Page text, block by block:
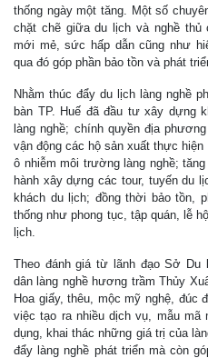
thống ngày một tăng. Một số
chặt chẽ giữa du lịch và nghề thủ
mới mẻ, sức hấp dẫn cũng như
qua đó góp phần bảo tồn và phát
Nhằm thúc đẩy du lịch làng nghề
bàn TP. Huế đã đầu tư xây dựng
làng nghề; chính quyền địa
vận động các hộ sản xuất thực
ô nhiễm môi trường làng nghề;
hành xây dựng các tour, tuyến du
khách du lịch; đồng thời bảo tồn,
thống như phong tục, tập quán, lễ
lịch.
Theo đánh giá từ lãnh đạo Sở
dân làng nghề hương trầm Thủy
Hoa giấy, thêu, mộc mỹ nghệ, đúc
việc tạo ra nhiều dịch vụ, mẫu
dụng, khai thác những giá trị của
đẩy làng nghề phát triển mà còn